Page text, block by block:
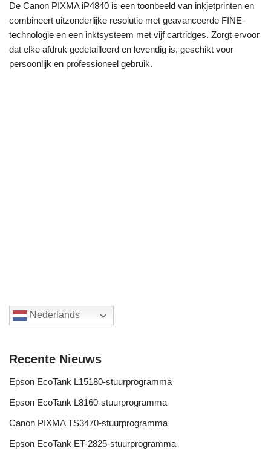
De Canon PIXMA iP4840 is een toonbeeld van inkjetprinten en
combineert uitzonderlijke resolutie met geavanceerde FINE-
technologie en een inktsysteem met vijf cartridges. Zorgt ervoor
dat elke afdruk gedetailleerd en levendig is, geschikt voor
persoonlijk en professioneel gebruik.
Nederlands
Recente Nieuws
Epson EcoTank L15180-stuurprogramma
Epson EcoTank L8160-stuurprogramma
Canon PIXMA TS3470-stuurprogramma
Epson EcoTank ET-2825-stuurprogramma